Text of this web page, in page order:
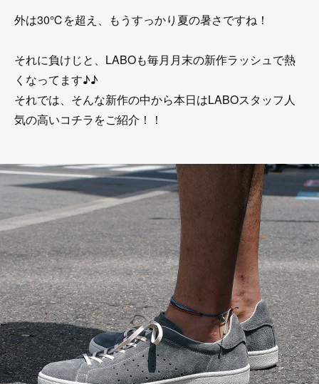
外は30℃を超え、もうすっかり夏の暑さですね！
それに負けじと、LABOも毎月月末の新作ラッシュで熱
くなってます♪♪
それでは、そんな新作の中から本日はLABOスタッフ人
気の高いコチラをご紹介！！